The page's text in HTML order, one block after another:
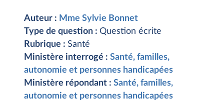
Auteur : Mme Sylvie Bonnet
Type de question : Question écrite
Rubrique : Santé
Ministère interrogé : Santé, familles,
autonomie et personnes handicapées
Ministère répondant : Santé, familles,
autonomie et personnes handicapées